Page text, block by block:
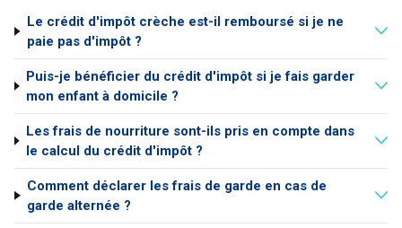
Le crédit d'impôt crèche est-il remboursé si je ne
paie pas d'impôt ?
Puis-je bénéficier du crédit d'impôt si je fais garder
mon enfant à domicile ?
Les frais de nourriture sont-ils pris en compte dans
le calcul du crédit d'impôt ?
Comment déclarer les frais de garde en cas de
garde alternée ?